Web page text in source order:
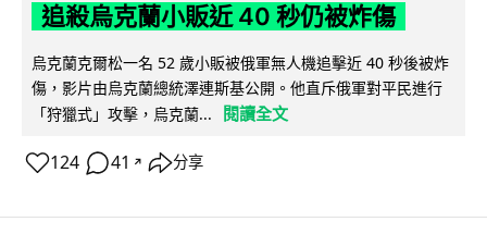
追殺烏克蘭小販近 40 秒仍被炸傷
烏克蘭克爾松一名 52 歲小販被俄軍無人機追擊近 40 秒後被炸
傷，影片由烏克蘭總統澤連斯基公開。他直斥俄軍對平民進行
「狩獵式」攻擊，烏克蘭...
閱讀全文
124 41 ↗ 分享